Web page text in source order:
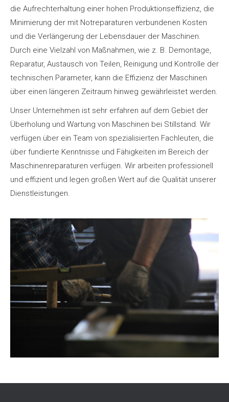
die Aufrechterhaltung einer hohen Produktionseffizienz, die
Minimierung der mit Notreparaturen verbundenen Kosten
und die Verlängerung der Lebensdauer der Maschinen.
Durch eine Vielzahl von Maßnahmen, wie z. B. Demontage,
Reparatur, Austausch von Teilen, Reinigung und Kontrolle der
technischen Parameter, kann die Effizienz der Maschinen
über einen längeren Zeitraum hinweg gewährleistet werden.
Unser Unternehmen ist sehr erfahren auf dem Gebiet der
Überholung und Wartung von Maschinen bei Stillstand. Wir
verfügen über ein Team von spezialisierten Fachleuten, die
über fundierte Kenntnisse und Fähigkeiten im Bereich der
Maschinenreparaturen verfügen. Wir arbeiten professionell
und effizient und legen großen Wert auf die Qualität unserer
Dienstleistungen.